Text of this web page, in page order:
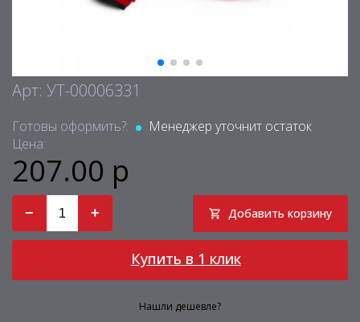
Арт: УТ-00006331
Готовы оформить?:
Менеджер уточнит остаток
Цена:
207.00 р
− + Добавить корзину
Купить в 1 клик
Нашли дешевле?